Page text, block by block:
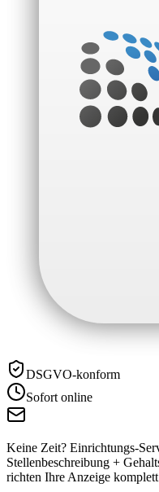
DSGVO-konform
Sofort online
Keine Zeit? Einrichtungs-
Stellenbeschreibung +
richten Ihre Anzeige